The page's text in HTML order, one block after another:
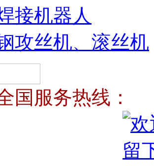
接机器人
攻丝机、滚丝机
国服务热线：